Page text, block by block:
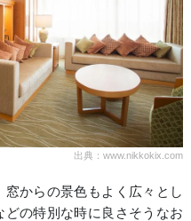
出典：www.nikkokix.com
からの景色もよく広々とし
の特別な時に良さそうなお